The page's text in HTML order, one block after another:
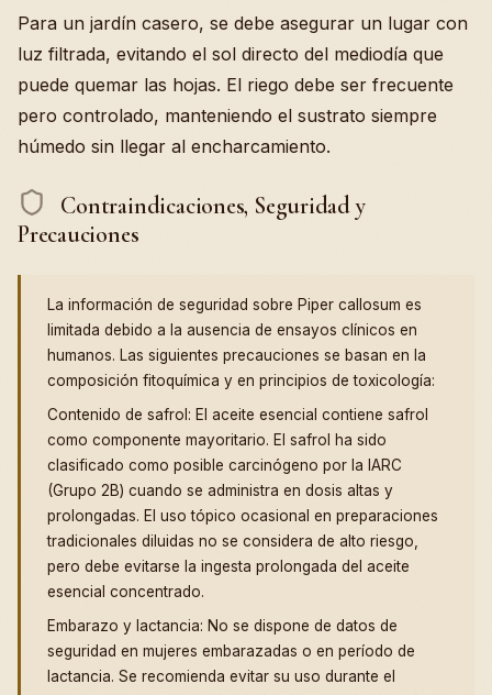
Para un jardín casero, se debe asegurar un lugar con
luz filtrada, evitando el sol directo del mediodía que
puede quemar las hojas. El riego debe ser frecuente
pero controlado, manteniendo el sustrato siempre
húmedo sin llegar al encharcamiento.
Contraindicaciones, Seguridad y
Precauciones
La información de seguridad sobre Piper callosum es
limitada debido a la ausencia de ensayos clínicos en
humanos. Las siguientes precauciones se basan en la
composición fitoquímica y en principios de toxicología:
Contenido de safrol: El aceite esencial contiene safrol
como componente mayoritario. El safrol ha sido
clasificado como posible carcinógeno por la IARC
(Grupo 2B) cuando se administra en dosis altas y
prolongadas. El uso tópico ocasional en preparaciones
tradicionales diluidas no se considera de alto riesgo,
pero debe evitarse la ingesta prolongada del aceite
esencial concentrado.
Embarazo y lactancia: No se dispone de datos de
seguridad en mujeres embarazadas o en período de
lactancia. Se recomienda evitar su uso durante el